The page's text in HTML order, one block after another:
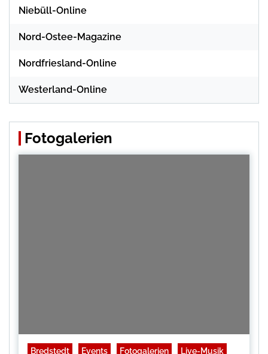
Niebüll-Online
Nord-Ostee-Magazine
Nordfriesland-Online
Westerland-Online
Fotogalerien
Bredstedt Events Fotogalerien Live-Musik